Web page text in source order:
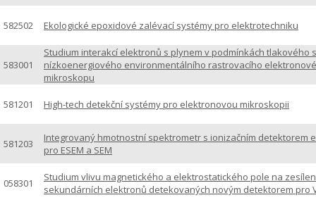
582502 Ekologické epoxidové zalévací systémy pro elektrotechniku
583001
Studium interakcí elektronů s plynem v podmínkách tlakového
nízkoenergiového environmentálního rastrovacího
mikroskopu
581201 High-tech detekční systémy pro elektronovou mikroskopii
581203
Integrovaný hmotnostní spektrometr s ionizačním detektorem
pro ESEM a SEM
058301
Studium vlivu magnetického a elektrostatického pole na
sekundárních elektronů detekovaných novým detektorem pro